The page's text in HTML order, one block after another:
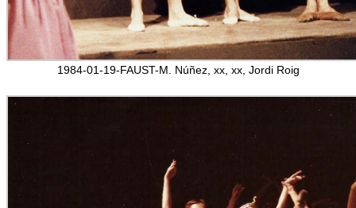
1984-01-19-FAUST-M. Núñez, xx, xx, Jordi Roig